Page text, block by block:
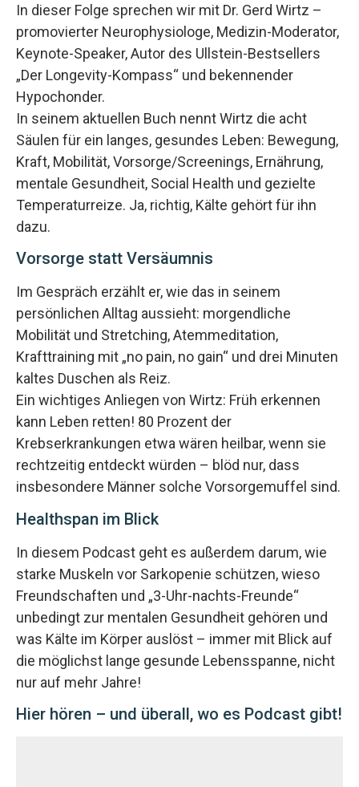
In dieser Folge sprechen wir mit Dr. Gerd Wirtz –
promovierter Neurophysiologe, Medizin-Moderator,
Keynote-Speaker, Autor des Ullstein-Bestsellers
„Der Longevity-Kompass“ und bekennender
Hypochonder.
In seinem aktuellen Buch nennt Wirtz die acht
Säulen für ein langes, gesundes Leben: Bewegung,
Kraft, Mobilität, Vorsorge/Screenings, Ernährung,
mentale Gesundheit, Social Health und gezielte
Temperaturreize. Ja, richtig, Kälte gehört für ihn
dazu.
Vorsorge statt Versäumnis
Im Gespräch erzählt er, wie das in seinem
persönlichen Alltag aussieht: morgendliche
Mobilität und Stretching, Atemmeditation,
Krafttraining mit „no pain, no gain“ und drei Minuten
kaltes Duschen als Reiz.
Ein wichtiges Anliegen von Wirtz: Früh erkennen
kann Leben retten! 80 Prozent der
Krebserkrankungen etwa wären heilbar, wenn sie
rechtzeitig entdeckt würden – blöd nur, dass
insbesondere Männer solche Vorsorgemuffel sind.
Healthspan im Blick
In diesem Podcast geht es außerdem darum, wie
starke Muskeln vor Sarkopenie schützen, wieso
Freundschaften und „3-Uhr-nachts-Freunde“
unbedingt zur mentalen Gesundheit gehören und
was Kälte im Körper auslöst – immer mit Blick auf
die möglichst lange gesunde Lebensspanne, nicht
nur auf mehr Jahre!
Hier hören – und überall, wo es Podcast gibt!